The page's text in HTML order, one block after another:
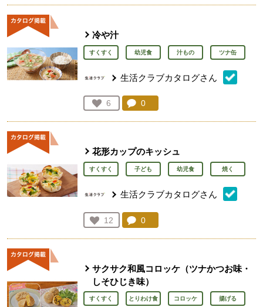
冷や汁
すくすく 幼児食 汁もの ツナ缶
生活クラブカタログさん
お気に入り登録：
6
人が登録
コメント：
0
花形カップのキッシュ
すくすく 子ども 幼児食 焼く
生活クラブカタログさん
お気に入り登録：
12
人が登録
コメント：
0
サクサク和風コロッケ（ツナかつお味・
しそひじき味）
すくすく とりわけ食 コロッケ 揚げる